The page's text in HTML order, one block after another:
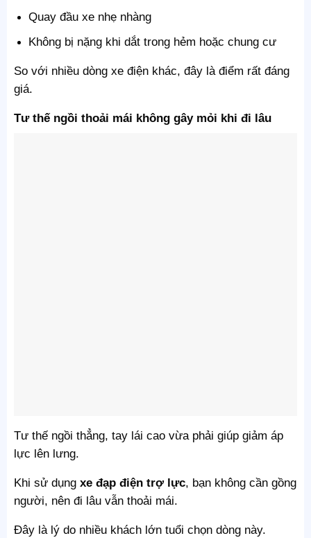
Quay đầu xe nhẹ nhàng
Không bị nặng khi dắt trong hẻm hoặc chung cư
So với nhiều dòng xe điện khác, đây là điểm rất đáng
giá.
Tư thế ngồi thoải mái không gây mỏi khi đi lâu
Tư thế ngồi thẳng, tay lái cao vừa phải giúp giảm áp
lực lên lưng.
Khi sử dụng xe đạp điện trợ lực, bạn không cần gồng
người, nên đi lâu vẫn thoải mái.
Đây là lý do nhiều khách lớn tuổi chọn dòng này.